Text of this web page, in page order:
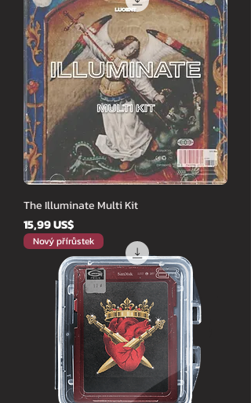
The Illuminate Multi Kit
Cena
15,99 US$
Nový přírůstek